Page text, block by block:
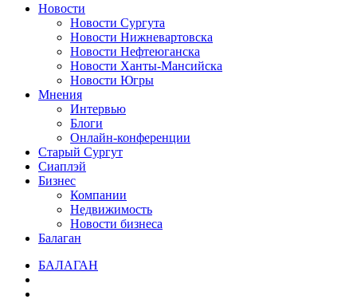
Новости
Новости Сургута
Новости Нижневартовска
Новости Нефтеюганска
Новости Ханты-Мансийска
Новости Югры
Мнения
Интервью
Блоги
Онлайн-конференции
Старый Сургут
Сиаплэй
Бизнес
Компании
Недвижимость
Новости бизнеса
Балаган
БАЛАГАН